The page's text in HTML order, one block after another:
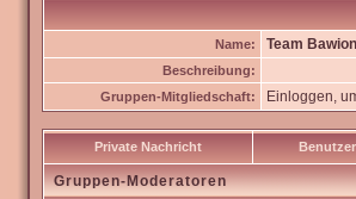
Name: Team Bawion
Beschreibung:
Gruppen-Mitgliedschaft:
Einloggen,
Private Nachricht
Gruppen-Moderatoren